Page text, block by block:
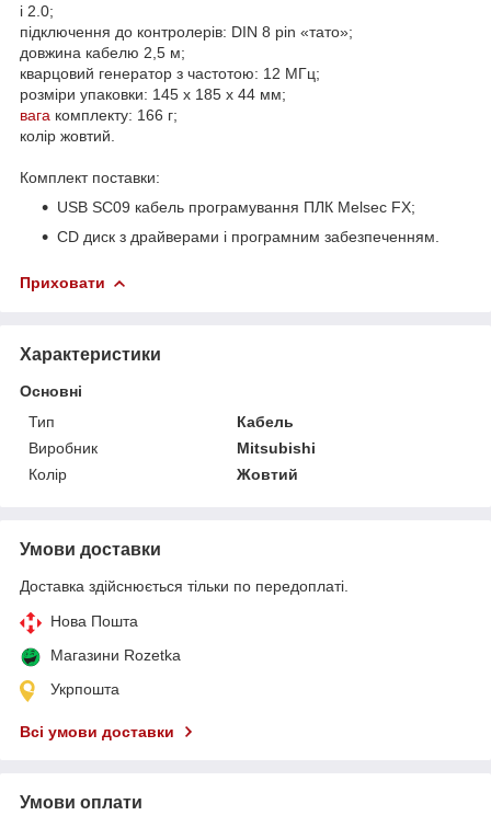
і 2.0;
підключення до контролерів: DIN 8 pin «тато»;
довжина кабелю 2,5 м;
кварцовий генератор з частотою: 12 МГц;
розміри упаковки: 145 x 185 x 44 мм;
вага комплекту: 166 г;
колір жовтий.
Комплект поставки:
USB SC09 кабель програмування ПЛК Melsec FX;
CD диск з драйверами і програмним забезпеченням.
Приховати
Характеристики
Основні
Тип
Кабель
Виробник
Mitsubishi
Колір
Жовтий
Умови доставки
Доставка здійснюється тільки по передоплаті.
Нова Пошта
Магазини Rozetka
Укрпошта
Всі умови доставки
Умови оплати